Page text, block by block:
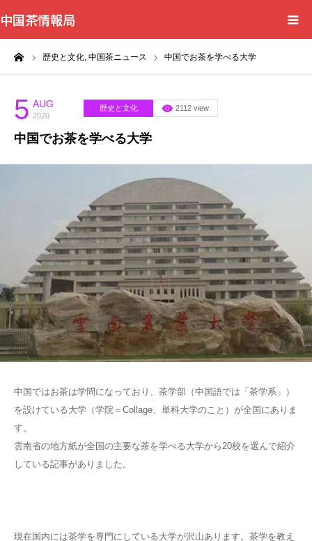
中国茶情報局
歴史と文化, 中国茶ニュース 中国でお茶を学べる大学
5 AUG
2020
歴史と文化 2112 view
中国でお茶を学べる大学
中国ではお茶は学問になっており、茶学部（中国語では「茶学系」）
を設けている大学（学院＝Collage、単科大学のこと）が全国にありま
す。
雲南省の地方紙が全国の主要な茶を学べる大学から20校を選んで紹介
している記事がありました。
現在国内には茶学を専門にしている大学が沢山あります。茶学を教え
Home
News
BlogChecker
WordBank
Shops
Books